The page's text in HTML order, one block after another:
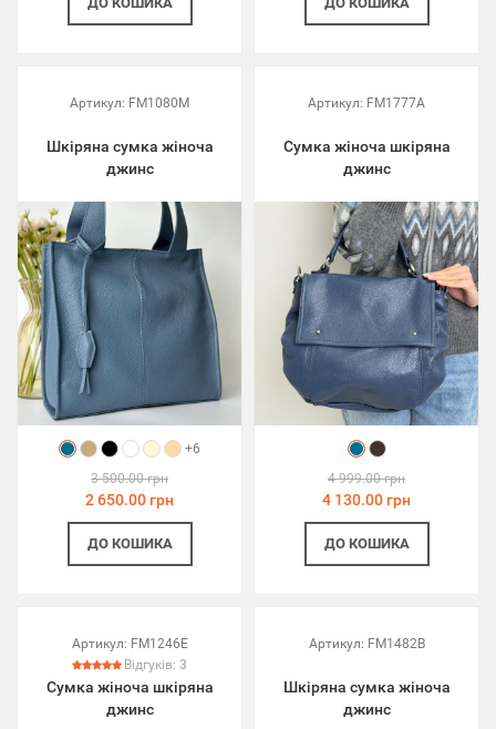
Артикул: FM1080M
Шкіряна сумка жіноча
джинс
+6
3 500.00 грн
2 650.00 грн
ДО КОШИКА
Артикул: FM1777A
Сумка жіноча шкіряна
джинс
4 999.00 грн
4 130.00 грн
ДО КОШИКА
Артикул: FM1246E
Відгуків: 3
Сумка жіноча шкіряна
джинс
Артикул: FM1482B
Шкіряна сумка жіноча
джинс